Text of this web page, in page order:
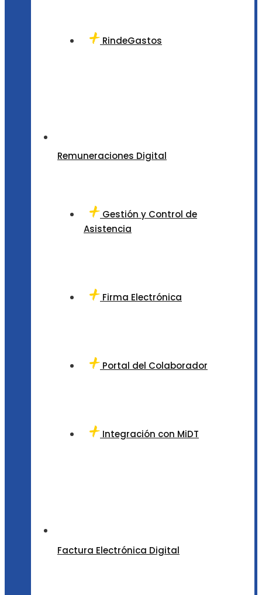
RindeGastos
Remuneraciones Digital
Gestión y Control de
Asistencia
Firma Electrónica
Portal del Colaborador
Integración con MiDT
Factura Electrónica Digital